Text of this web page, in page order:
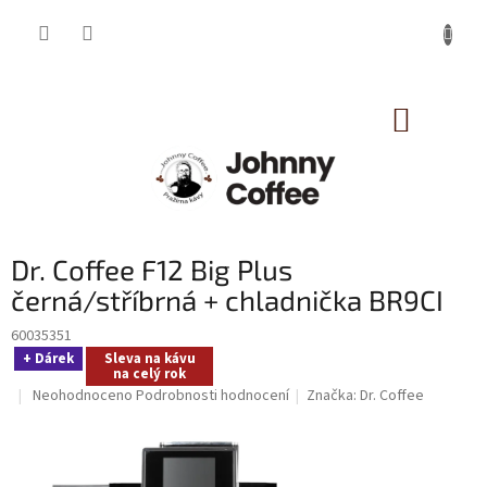
Dr. Coffee F12 Big Plus
černá/stříbrná + chladnička BR9CI
60035351
+ Dárek Sleva na kávu
na celý rok
Průměrné
Neohodnoceno Podrobnosti hodnocení Značka:Dr. Coffee